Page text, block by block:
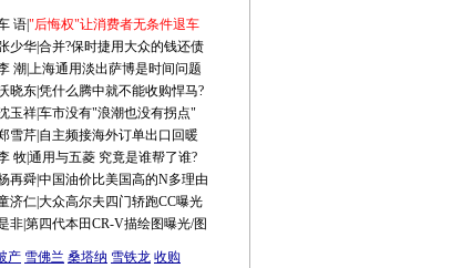
语|"后悔权"让消费者无条件退车
少华|合并?保时捷用大众的钱还债
潮 上海通用淡出萨博是时间问题
晓东|凭什么腾中就不能收购悍马?
玉祥|车市没有"浪潮也没有拐点"
雪芹| 自主频接海外订单出口回暖
牧|通用与五菱 究竟是谁帮了谁?
再舜|中国油价比美国高的N多理由
济仁|大众高尔夫四门轿跑CC曝光
非|第四代本田CR-V描绘图曝光/图
产 雪佛兰 桑塔纳 雪铁龙 收购